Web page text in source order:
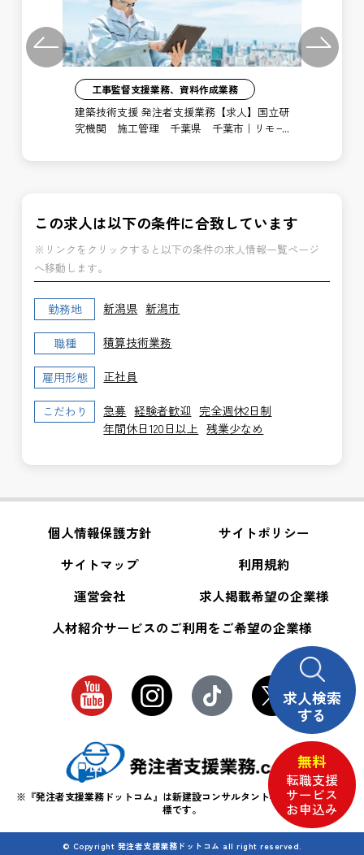
Previous
工事監督支援業務、資料作成業務
建築技術支援 発注者支援業務【求人】国立研
究機関 施工管理 千葉県 千葉市｜リモー
Next
この求人は以下の条件に合致しています
※リンクをクリックすると以下の条件の求人情報一覧ページ
へ移動します。
勤務地 新潟県 新潟市
職種 積算技術業務
雇用形態 正社員
こだわり 急募 経験者歓迎 完全週休2日制
年間休日120日以上 残業少なめ
個人情報保護方針
サイトポリシー
サイトマップ
利用規約
運営会社
求人掲載希望の企業様
人材紹介サービスのご利用をご希望の企業様
※『発注者支援業務ドットコム』は新建設コンサルタント株式会社の登録商
標です。
© Copyright 発注者支援業務ドットコム all right reserved.
求人検索
する
無料
転職支援
サービス
お申込み